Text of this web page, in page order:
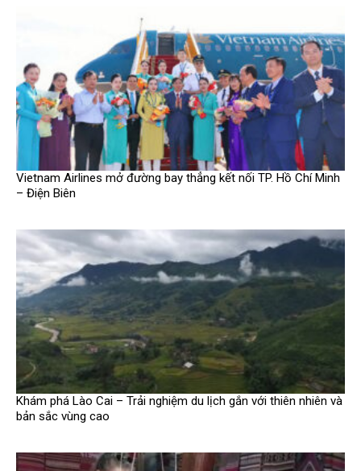
Vietnam Airlines mở đường bay thẳng kết nối TP. Hồ Chí Minh
– Điện Biên
Khám phá Lào Cai – Trải nghiệm du lịch gắn với thiên nhiên và
bản sắc vùng cao